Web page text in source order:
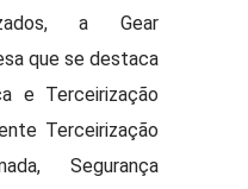
a Gear
que se destaca
e Terceirização
Terceirização
Segurança